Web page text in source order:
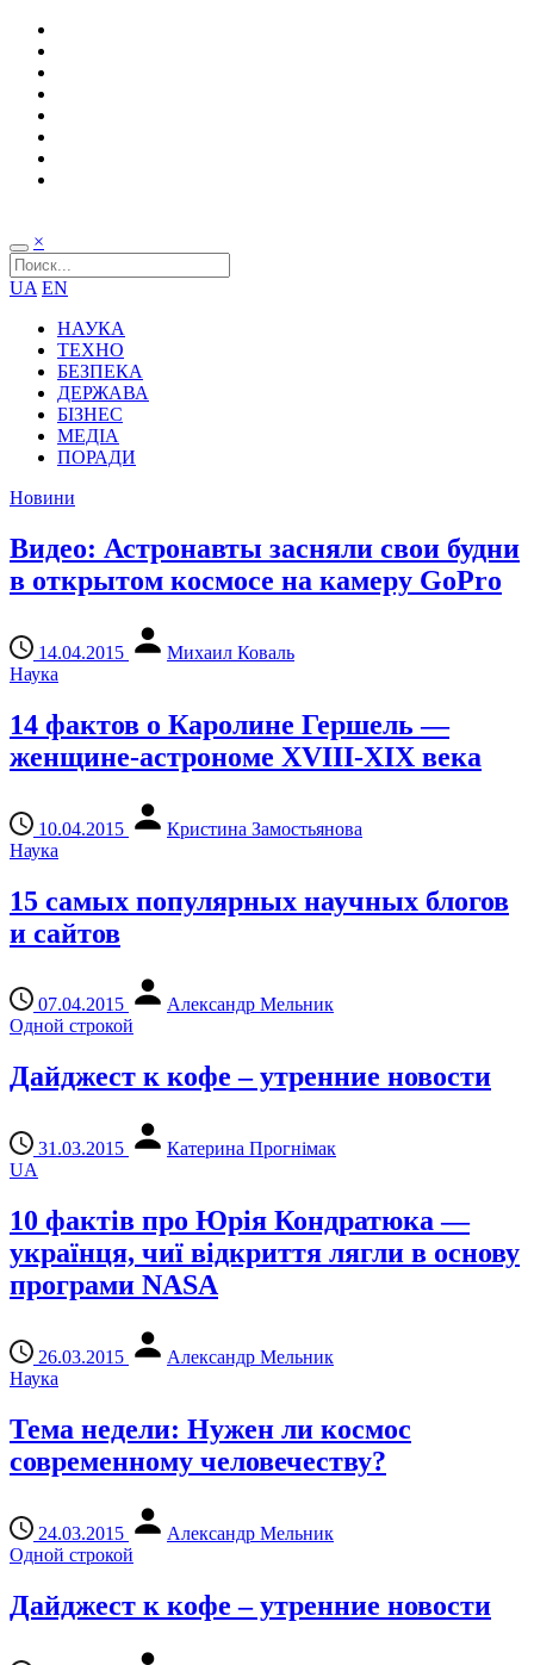
×
UA EN
НАУКА
ТЕХНО
БЕЗПЕКА
ДЕРЖАВА
БІЗНЕС
МЕДІА
ПОРАДИ
Новини
Видео: Астронавты засняли свои будни
в открытом космосе на камеру GoPro
14.04.2015
Михаил Коваль
Наука
14 фактов о Каролине Гершель —
женщине-астрономе XVIII-XIX века
10.04.2015
Кристина Замостьянова
Наука
15 самых популярных научных блогов
и сайтов
07.04.2015
Александр Мельник
Одной строкой
Дайджест к кофе – утренние новости
31.03.2015
Катерина Прогнімак
UA
10 фактів про Юрія Кондратюка —
українця, чиї відкриття лягли в основу
програми NASA
26.03.2015
Александр Мельник
Наука
Тема недели: Нужен ли космос
современному человечеству?
24.03.2015
Александр Мельник
Одной строкой
Дайджест к кофе – утренние новости